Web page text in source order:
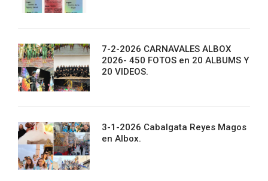
7-2-2026 CARNAVALES ALBOX
2026- 450 FOTOS en 20 ALBUMS Y
20 VIDEOS.
3-1-2026 Cabalgata Reyes Magos
en Albox.